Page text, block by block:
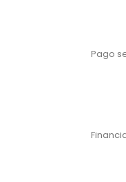
Pago